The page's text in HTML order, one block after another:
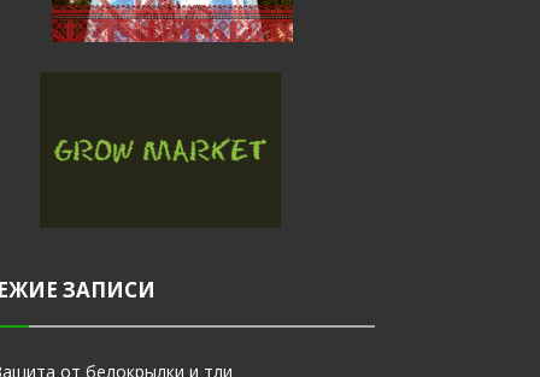
ЗАПИСИ
от белокрылки и тли